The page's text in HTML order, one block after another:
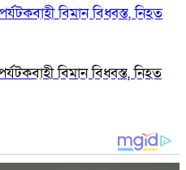
বিমান বিধ্বস্ত, নিহত